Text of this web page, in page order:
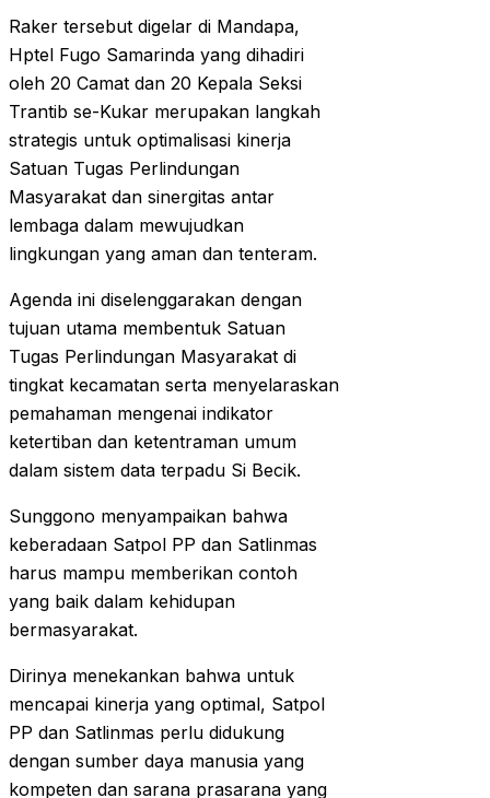
Raker tersebut digelar di Mandapa,
Hptel Fugo Samarinda yang dihadiri
oleh 20 Camat dan 20 Kepala Seksi
Trantib se-Kukar merupakan langkah
strategis untuk optimalisasi kinerja
Satuan Tugas Perlindungan
Masyarakat dan sinergitas antar
lembaga dalam mewujudkan
lingkungan yang aman dan tenteram.
Agenda ini diselenggarakan dengan
tujuan utama membentuk Satuan
Tugas Perlindungan Masyarakat di
tingkat kecamatan serta menyelaraskan
pemahaman mengenai indikator
ketertiban dan ketentraman umum
dalam sistem data terpadu Si Becik.
Sunggono menyampaikan bahwa
keberadaan Satpol PP dan Satlinmas
harus mampu memberikan contoh
yang baik dalam kehidupan
bermasyarakat.
Dirinya menekankan bahwa untuk
mencapai kinerja yang optimal, Satpol
PP dan Satlinmas perlu didukung
dengan sumber daya manusia yang
kompeten dan sarana prasarana yang